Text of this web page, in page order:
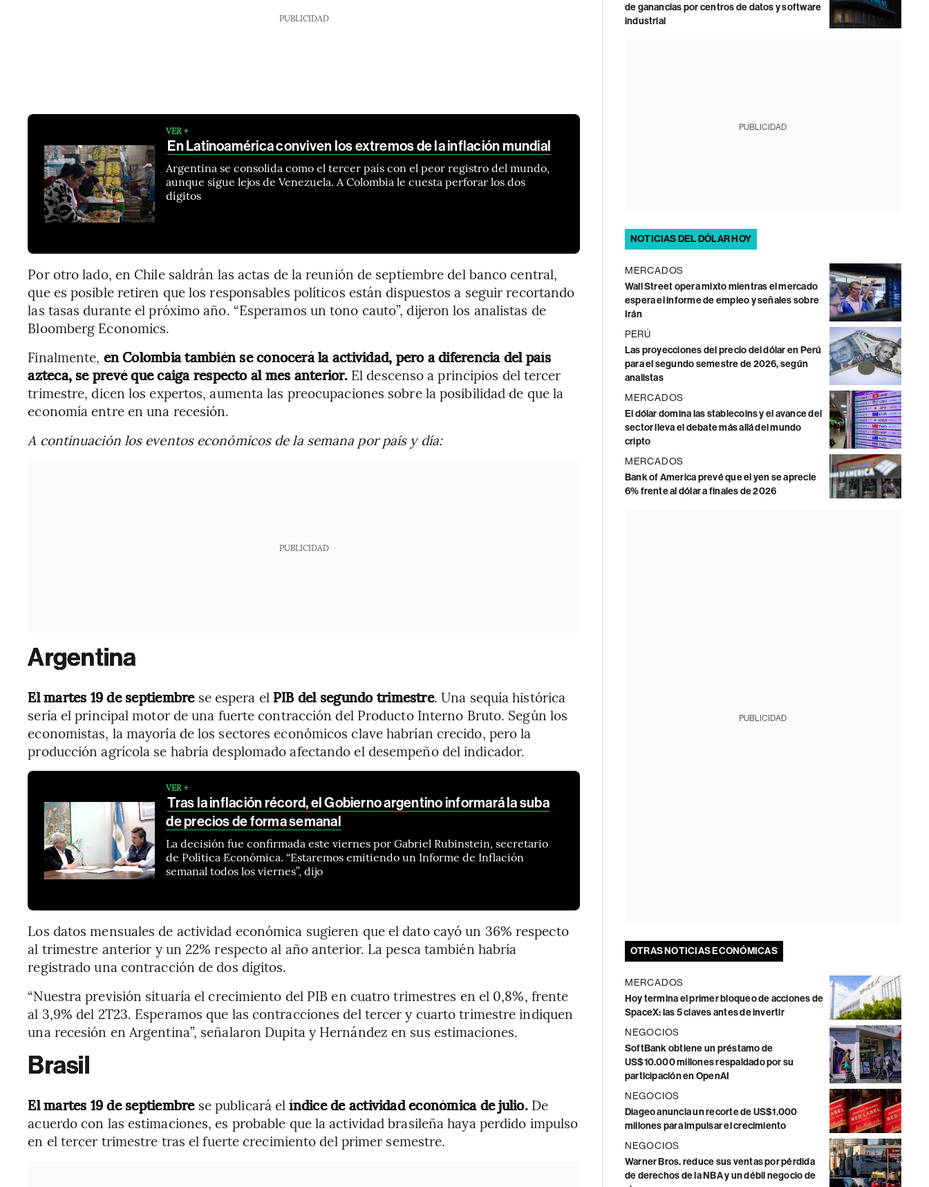
PUBLICIDAD
VER +
En Latinoamérica conviven los extremos de la inflación mundial
Argentina se consolida como el tercer país con el peor registro del mundo,
aunque sigue lejos de Venezuela. A Colombia le cuesta perforar los dos
dígitos
Por otro lado, en Chile saldrán las actas de la reunión de septiembre del banco central,
que es posible retiren que los responsables políticos están dispuestos a seguir recortando
las tasas durante el próximo año. “Esperamos un tono cauto”, dijeron los analistas de
Bloomberg Economics.
Finalmente, en Colombia también se conocerá la actividad, pero a diferencia del país
azteca, se prevé que caiga respecto al mes anterior. El descenso a principios del tercer
trimestre, dicen los expertos, aumenta las preocupaciones sobre la posibilidad de que la
economía entre en una recesión.
A continuación los eventos económicos de la semana por país y día:
PUBLICIDAD
Argentina
El martes 19 de septiembrese espera el PIB del segundo trimestre. Una sequía histórica
sería el principal motor de una fuerte contracción del Producto Interno Bruto. Según los
economistas, la mayoría de los sectores económicos clave habrían crecido, pero la
producción agrícola se habría desplomado afectando el desempeño del indicador.
VER +
Tras la inflación récord, el Gobierno argentino informará la suba
de precios de forma semanal
La decisión fue confirmada este viernes por Gabriel Rubinstein, secretario
de Política Económica. “Estaremos emitiendo un Informe de Inflación
semanal todos los viernes”, dijo
Los datos mensuales de actividad económica sugieren que el dato cayó un 36% respecto
al trimestre anterior y un 22% respecto al año anterior. La pesca también habría
registrado una contracción de dos dígitos.
“Nuestra previsión situaría el crecimiento del PIB en cuatro trimestres en el 0,8%, frente
al 3,9% del 2T23. Esperamos que las contracciones del tercer y cuarto trimestre indiquen
una recesión en Argentina”, señalaron Dupita y Hernández en sus estimaciones.
Brasil
El martes 19 de septiembre se publicará elíndice de actividad económica de julio. De
acuerdo con las estimaciones, es probable que la actividad brasileña haya perdido impulso
en el tercer trimestre tras el fuerte crecimiento del primer semestre.
de ganancias por centros de datos y software
industrial
PUBLICIDAD
NOTICIAS DEL DÓLAR HOY
MERCADOS
Wall Street opera mixto mientras el mercado
espera el informe de empleo y señales sobre
Irán
PERÚ
Las proyecciones del precio del dólar en Perú
para el segundo semestre de 2026, según
analistas
MERCADOS
El dólar domina las stablecoins y el avance del
sector lleva el debate más allá del mundo
cripto
MERCADOS
Bank of America prevé que el yen se aprecie
6% frente al dólar a finales de 2026
PUBLICIDAD
OTRAS NOTICIAS ECONÓMICAS
MERCADOS
Hoy termina el primer bloqueo de acciones de
SpaceX: las 5 claves antes de invertir
NEGOCIOS
SoftBank obtiene un préstamo de
US$10.000 millones respaldado por su
participación en OpenAI
NEGOCIOS
Diageo anuncia un recorte de US$1.000
millones para impulsar el crecimiento
NEGOCIOS
Warner Bros. reduce sus ventas por pérdida
de derechos de la NBA y un débil negocio de